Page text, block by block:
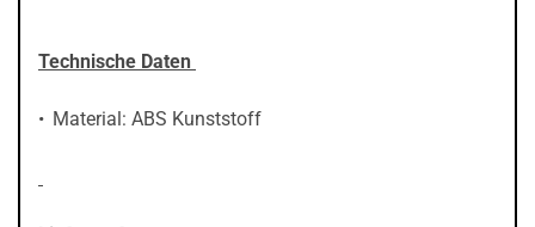
Technische Daten
Material: ABS Kunststoff